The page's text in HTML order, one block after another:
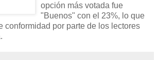
opción más votada fue
"Buenos" con el 23%, lo que
conformidad por parte de los lectores